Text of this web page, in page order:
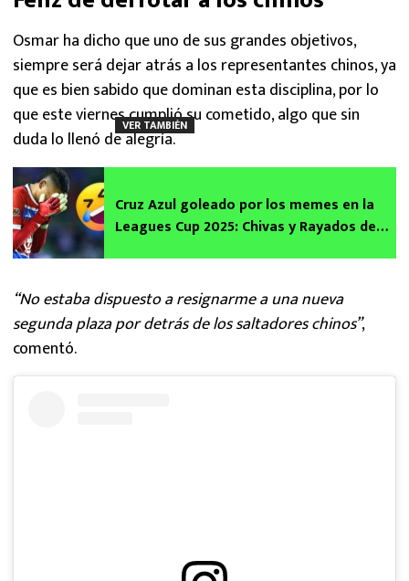
Osmar ha dicho que uno de sus grandes objetivos,
siempre será dejar atrás a los representantes chinos, ya
que es bien sabido que dominan esta disciplina, por lo
que este viernes cumplió su cometido, algo que sin
duda lo llenó de alegría.
VER TAMBIÉN
Cruz Azul goleado por los memes en la
Leagues Cup 2025: Chivas y Rayados de
“No estaba dispuesto a resignarme a una nueva
segunda plaza por detrás de los saltadores chinos”,
comentó.